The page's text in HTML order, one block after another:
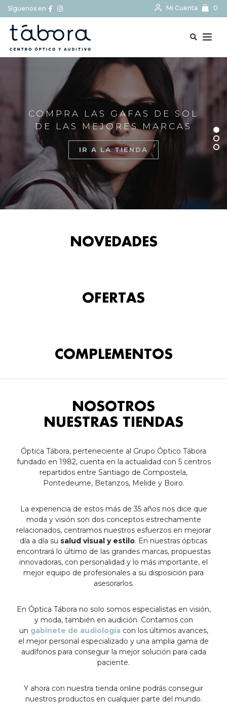
Síguenos en Mi Cuenta 0
COMPRA LAS GAFAS DE SOL
DE LAS MEJORES MARCAS
IR A LA TIENDA
NOVEDADES
OFERTAS
COMPLEMENTOS
NOSOTROS
NUESTRAS TIENDAS
Óptica Tábora, perteneciente al Grupo Óptico Tábora
fundado en 1982, cuenta en la actualidad con 5 centros
repartidos entre Santiago de Compostela,
Pontedeume, Betanzos, Melide y Boiro.
La experiencia de estos más de 35 años nos dice que
moda y visión son dos conceptos estrechamente
relacionados, centramos nuestros esfuerzos en mejorar
día a día su salud visual y estilo. En nuestras ópticas
encontrará lo último de las grandes marcas, propuestas
innovadoras, con personalidad y lo más importante, el
mejor equipo de profesionales a su disposición para
asesorarlos.
En Óptica Tábora no solo somos especialistas en visión,
y moda, también en audición. Contamos con
un gabinete de audiología con los últimos avances,
el mejor personal especializado y una amplia gama de
audífonos para conseguir la mejor solución para cada
paciente.
Y ahora con nuestra tienda online podrás conseguir
nuestros productos en cualquier parte del mundo.